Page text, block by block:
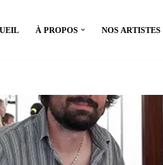
À PROPOS NOS ARTISTES